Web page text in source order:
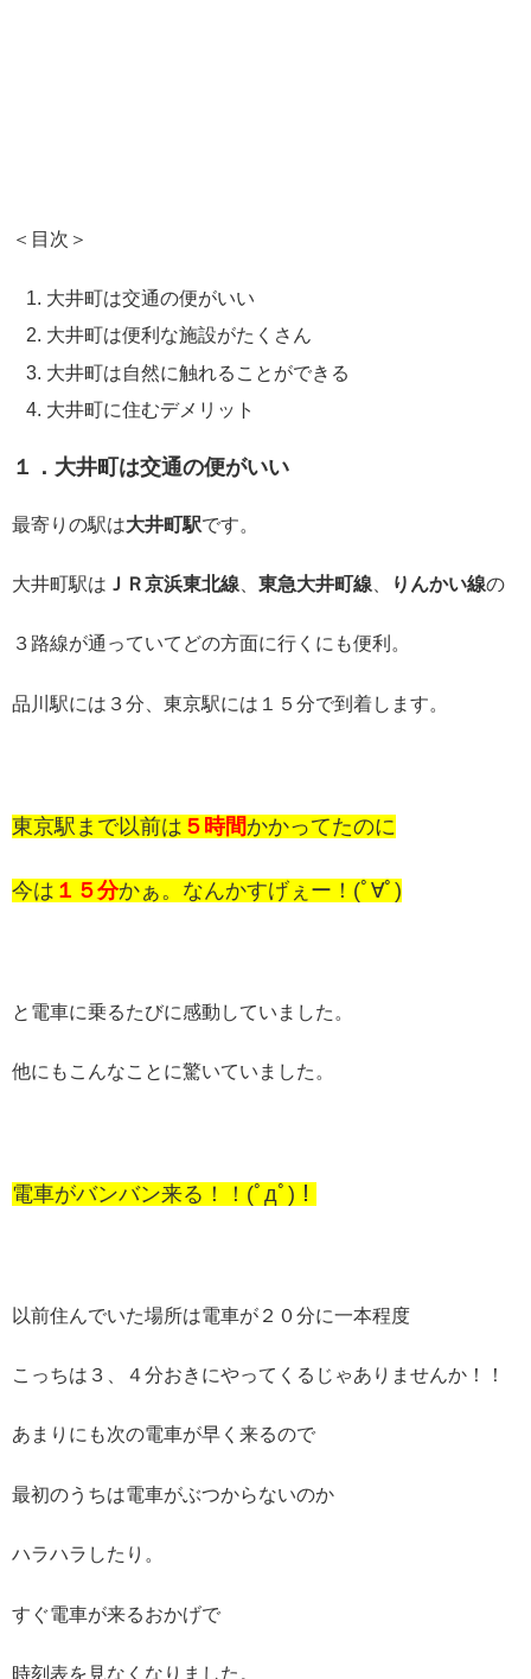
＜目次＞
大井町は交通の便がいい
大井町は便利な施設がたくさん
大井町は自然に触れることができる
大井町に住むデメリット
１．大井町は交通の便がいい
最寄りの駅は大井町駅です。
大井町駅は ＪＲ京浜東北線 東急大井町線 りんかい線の
３路線が通っていてどの方面に行くにも便利。
品川駅には３分、東京駅には１５分で到着します。
東京駅まで以前は ５時間かかってたのに
今は １５分かぁ。なんかすげぇー！(ﾟ∀ﾟ)
と電車に乗るたびに感動していました。
他にもこんなことに驚いていました。
電車がバンバン来る！！(ﾟдﾟ)！
以前住んでいた場所は電車が２０分に一本程度
こっちは３、４分おきにやってくるじゃありませんか！！
あまりにも次の電車が早く来るので
最初のうちは電車がぶつからないのか
ハラハラしたり。
すぐ電車が来るおかげで
時刻表を見なくなりました。